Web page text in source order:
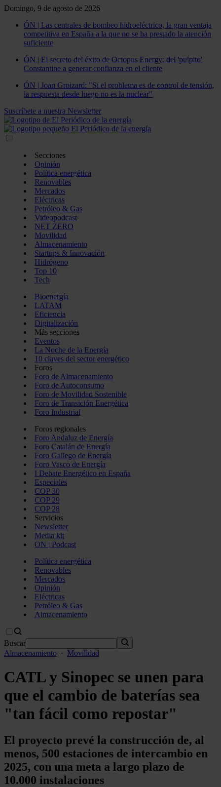
Domingo, 9 de agosto de 2026
ÓN | Las centrales de bombeo hidroeléctrico, la gran ventaja
competitiva en España a la que no se ha prestado la atención
suficiente
ÓN | El secreto del éxito de Octopus Energy: del 'pulpito'
Constantine a generar confianza en el cliente
ÓN | Joan Groizard: "Si el problema es de control de tensión,
la respuesta desde luego no es la nuclear"
Suscríbete a nuestra Newsletter
Secciones
Opinión
Política energética
Renovables
Mercados
Eléctricas
Petróleo & Gas
Videopodcast
NET ZERO
Movilidad
Almacenamiento
Startups & Innovación
Hidrógeno
Top 10
Tech
Bioenergía
LATAM
Eficiencia
Digitalización
Más secciones
Eventos
La Noche de la Energía
10 claves del sector energético
Foros
Foro de Almacenamiento
Foro de Autoconsumo
Foro de Movilidad Sostenible
Foro de Transición Energética
Foro Industrial
Foros regionales
Foro Andaluz de Energía
Foro Catalán de Energía
Foro Gallego de Energía
Foro Vasco de Energía
I Debate Energético en España
Especiales
COP 30
COP 29
COP 28
Servicios
Newsletter
Media kit
ON | Podcast
Política energética
Renovables
Mercados
Opinión
Eléctricas
Petróleo & Gas
Almacenamiento
Buscar
Almacenamiento
· Movilidad
CATL y Sinopec se unen para
que el cambio de baterías sea
"tan fácil como repostar"
El proyecto prevé la construcción de, al
menos, 500 estaciones de intercambio en
2025, con una meta a largo plazo de
10.000 instalaciones